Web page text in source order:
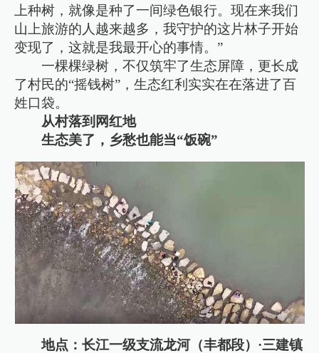
上种树，就像是种了一间绿色银行。现在来我们
山上旅游的人越来越多，我守护的这片林子开始
变现了，这就是我最开心的事情。”
一棵棵绿树，不仅筑牢了生态屏障，更长成
了村民的“摇钱树”，生态红利实实在在落进了百
姓口袋。
从村落到网红地
生态美了，乡愁也能当“饭碗”
地点：长江一级支流龙河（丰都段）·三建镇